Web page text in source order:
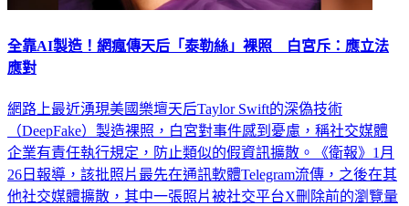
全靠AI製造！網瘋傳天后「泰勒絲」裸照 白宮斥：應立法
應對
網路上最近湧現美國樂壇天后Taylor Swift的深偽技術
（DeepFake）製造裸照，白宮對事件感到憂慮，稱社交媒體
企業有責任執行規定，防止類似的假資訊擴散。《衛報》1月
26日報導，該批照片最先在通訊軟體Telegram流傳，之後在其
他社交媒體擴散，其中一張照片被社交平台X刪除前的瀏覽量